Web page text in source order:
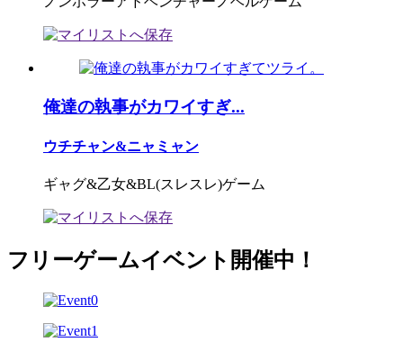
俺達の執事がカワイすぎ...
ウチチャン&ニャミャン
ギャグ&乙女&BL(スレスレ)ゲーム
フリーゲームイベント開催中！